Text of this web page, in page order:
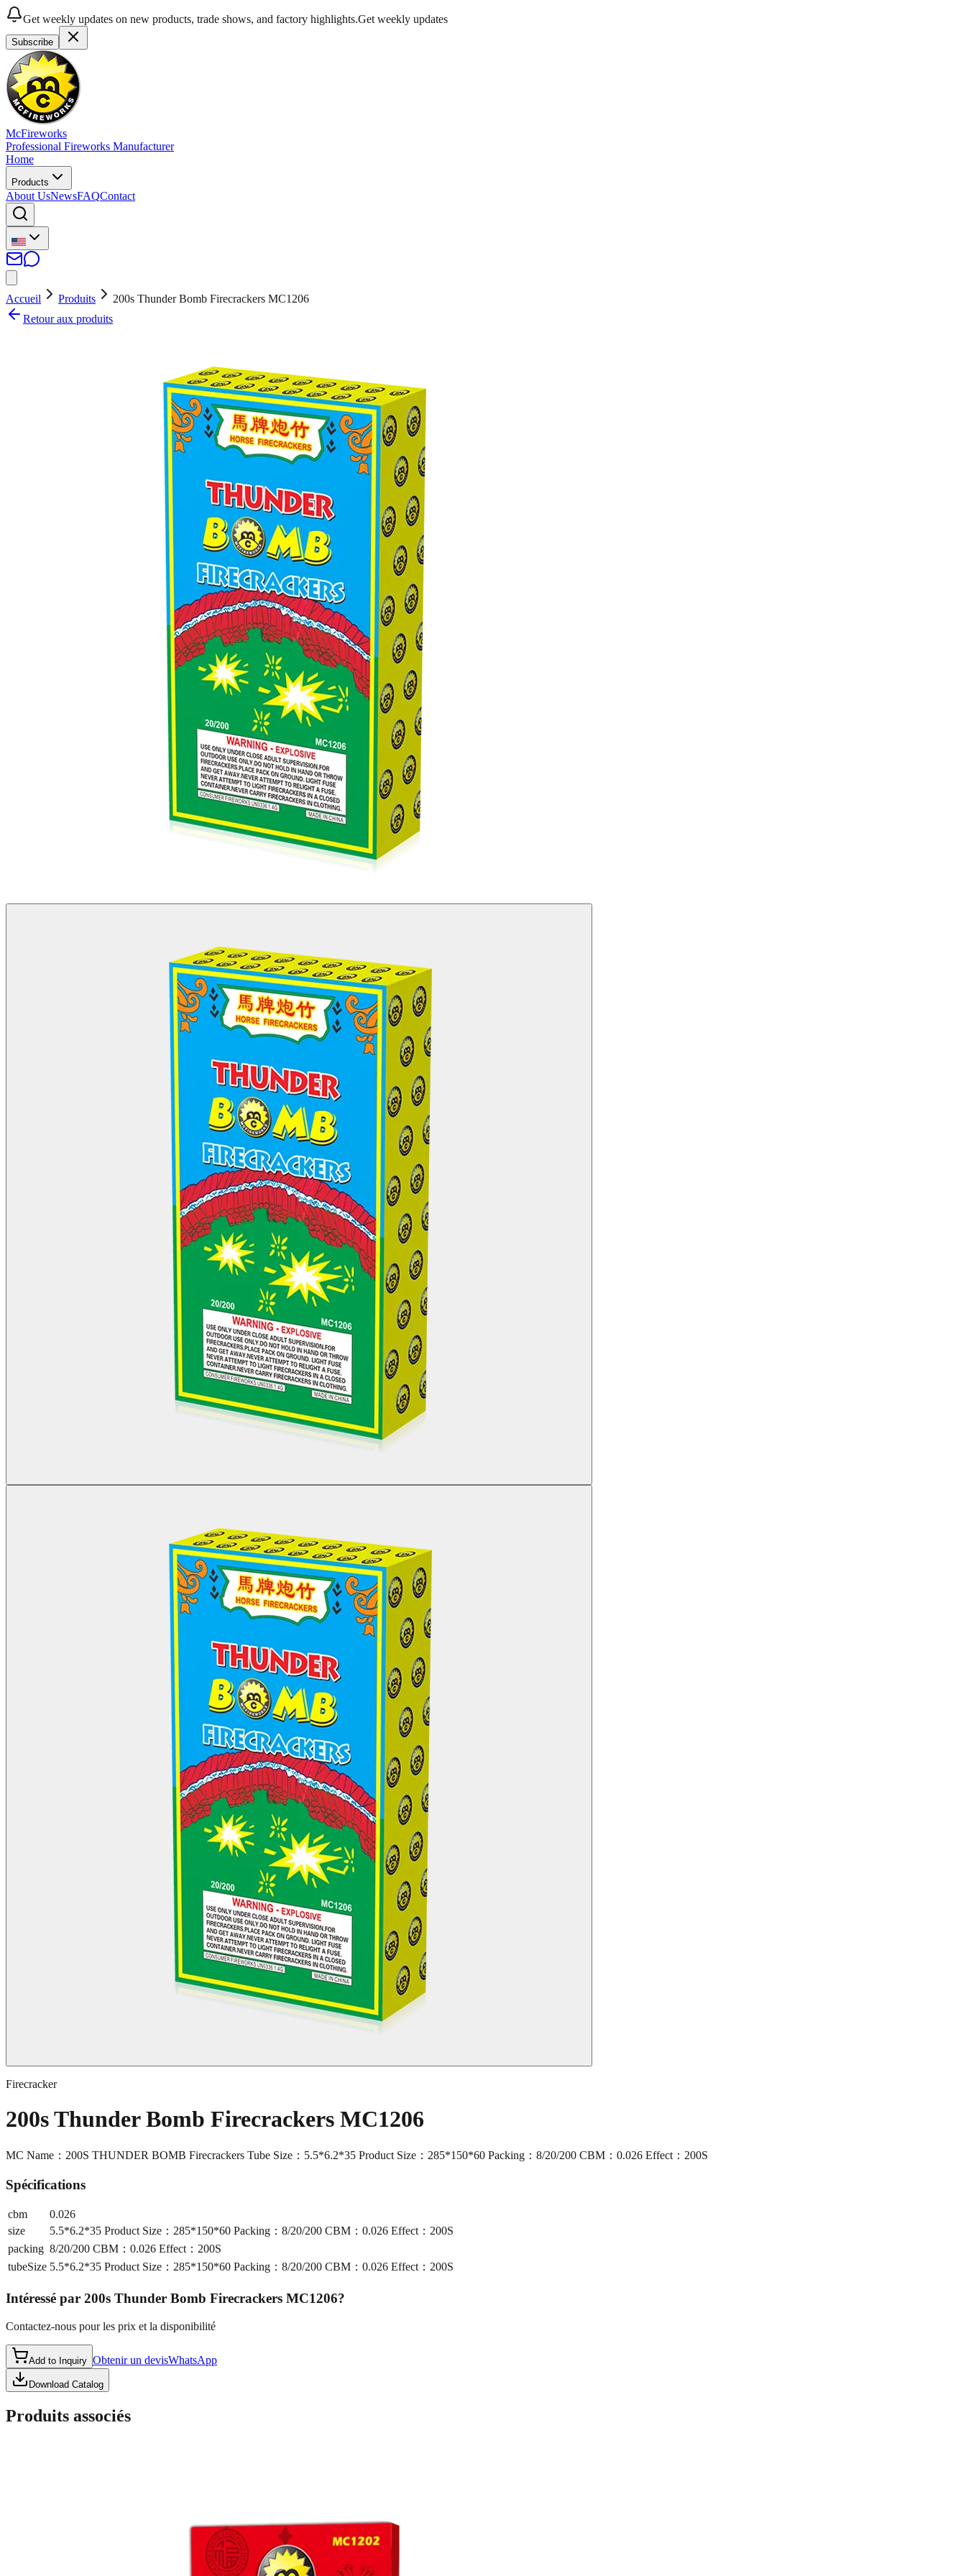
Get weekly updates on new products, trade shows, and factory highlights.Get weekly updates
Subscribe
McFireworks
Professional Fireworks Manufacturer
Home
Products
About UsNewsFAQContact
Accueil Produits
200s Thunder Bomb Firecrackers MC1206
Retour aux produits
Firecracker
200s Thunder Bomb Firecrackers MC1206
MC Name：200S THUNDER BOMB Firecrackers Tube Size：5.5*6.2*35 Product Size：285*150*60 Packing：8/20/200 CBM：0.026 Effect：200S
Spécifications
cbm
0.026
size
5.5*6.2*35 Product Size：285*150*60 Packing：8/20/200 CBM：0.026 Effect：200S
packing 8/20/200 CBM：0.026 Effect：200S
tubeSize 5.5*6.2*35 Product Size：285*150*60 Packing：8/20/200 CBM：0.026 Effect：200S
Intéressé par 200s Thunder Bomb Firecrackers MC1206?
Contactez-nous pour les prix et la disponibilité
Add to Inquiry Obtenir un devisWhatsApp
Download Catalog
Produits associés